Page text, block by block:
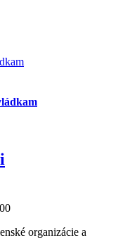
organizácie a